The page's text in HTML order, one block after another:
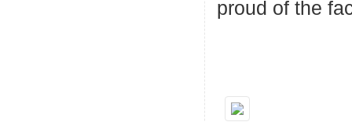
proud of the